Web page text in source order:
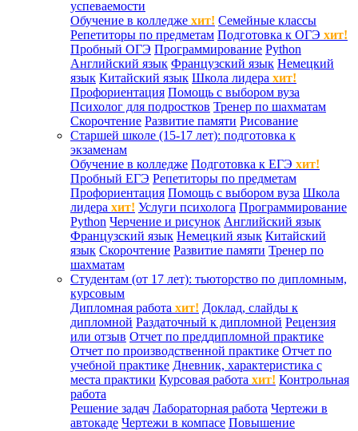
успеваемости
Обучение в колледже хит! Семейные классы
Репетиторы по предметам Подготовка к ОГЭ хит!
Пробный ОГЭ Программирование Python
Английский язык Французский язык Немецкий
язык Китайский язык Школа лидера хит!
Профориентация Помощь с выбором вуза
Психолог для подростков Тренер по шахматам
Скорочтение Развитие памяти Рисование
Старшей школе (15-17 лет): подготовка к
экзаменам
Обучение в колледже Подготовка к ЕГЭ хит!
Пробный ЕГЭ Репетиторы по предметам
Профориентация Помощь с выбором вуза Школа
лидера хит! Услуги психолога Программирование
Python Черчение и рисунок Английский язык
Французский язык Немецкий язык Китайский
язык Скорочтение Развитие памяти Тренер по
шахматам
Студентам (от 17 лет): тьюторство по дипломным,
курсовым
Дипломная работа хит! Доклад, слайды к
дипломной Раздаточный к дипломной Рецензия
или отзыв Отчет по преддипломной практике
Отчет по производственной практике Отчет по
учебной практике Дневник, характеристика с
места практики Курсовая работа хит! Контрольная
работа
Решение задач Лабораторная работа Чертежи в
автокаде Чертежи в компасе Повышение